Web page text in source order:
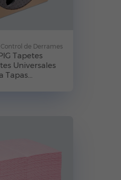
de Derrames
Tapetes
Universales
Tapas...